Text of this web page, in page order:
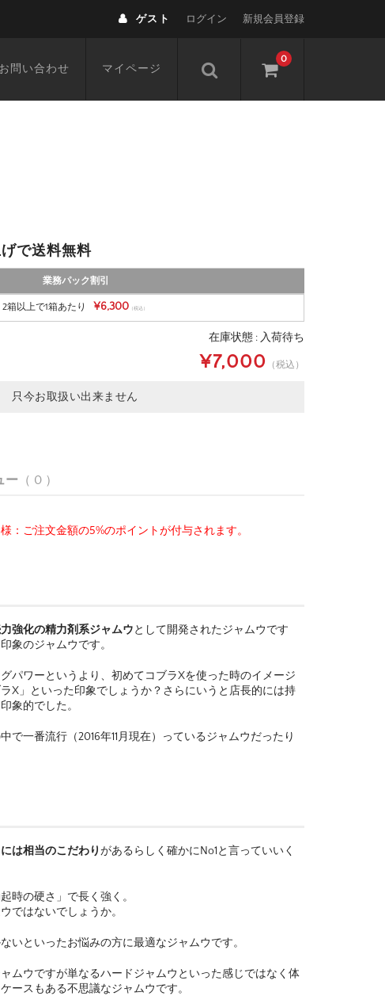
ゲスト ログイン 新規会員登録
0
お問い合わせ マイページ
で送料無料
業務パック割引
2箱以上で1箱あたり ¥6,300（税込）
在庫状態 : 入荷待ち
¥7,000 （税込）
只今お取扱い出来ません
ー （ 0 ）
：ご注文金額の5%のポイントが付与されます。
強化の精力剤系ジャムウとして開発されたジャムウです
象のジャムウです。
パワーというより、初めてコブラXを使った時のイメージ
X」といった印象でしょうか？さらにいうと店長的には持
象的でした。
で一番流行（2016年11月現在）っているジャムウだったり
には相当のこだわりがあるらしく確かにNo1と言っていいく
時の硬さ」で長く強く。
ではないでしょうか。
いといったお悩みの方に最適なジャムウです。
ムウですが単なるハードジャムウといった感じではなく体
ースもある不思議なジャムウです。